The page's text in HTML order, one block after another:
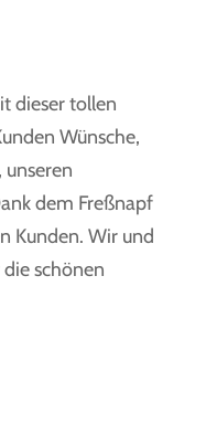
dieser tollen
Wünsche,
dem Freßnapf
Kunden. Wir und
schönen